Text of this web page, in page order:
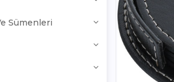
Sümenleri